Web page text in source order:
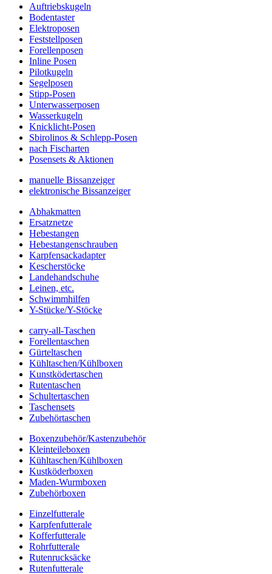
Auftriebskugeln
Bodentaster
Elektroposen
Feststellposen
Forellenposen
Inline Posen
Pilotkugeln
Segelposen
Stipp-Posen
Unterwasserposen
Wasserkugeln
Knicklicht-Posen
Sbirolinos & Schlepp-Posen
nach Fischarten
Posensets & Aktionen
manuelle Bissanzeiger
elektronische Bissanzeiger
Abhakmatten
Ersatznetze
Hebestangen
Hebestangenschrauben
Karpfensackadapter
Kescherstöcke
Landehandschuhe
Leinen, etc.
Schwimmhilfen
Y-Stücke/Y-Stöcke
carry-all-Taschen
Forellentaschen
Gürteltaschen
Kühltaschen/Kühlboxen
Kunstködertaschen
Rutentaschen
Schultertaschen
Taschensets
Zubehörtaschen
Boxenzubehör/Kastenzubehör
Kleinteileboxen
Kühltaschen/Kühlboxen
Kustköderboxen
Maden-Wurmboxen
Zubehörboxen
Einzelfutterale
Karpfenfutterale
Kofferfutterale
Rohrfutterale
Rutenrucksäcke
Rutenfutterale